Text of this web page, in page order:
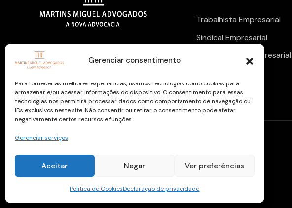
Gerenciar consentimento
Para fornecer as melhores experiências, usamos tecnologias como cookies para
armazenar e/ou acessar informações do dispositivo. O consentimento para essas
tecnologias nos permitirá processar dados como comportamento de navegação ou
IDs exclusivos neste site. Não consentir ou retirar o consentimento pode afetar
negativamente certos recursos e funções.
Gerenciar serviços
Aceitar Negar Ver preferências
Política de CookiesDeclaração de privacidade
Trabalhista Empresarial
Sindical Empresarial
Previdenciario Empresarial
Copyright © 2026 todos os direitos reservados